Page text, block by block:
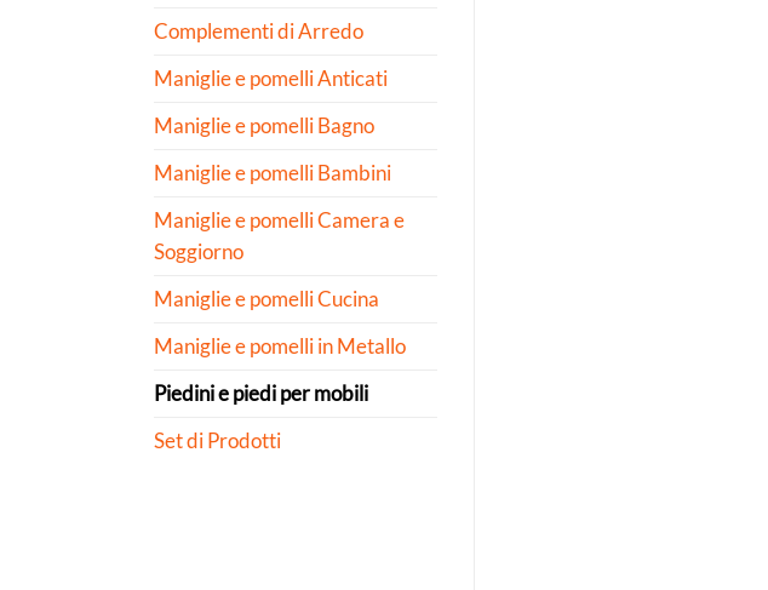
Complementi di Arredo
Maniglie e pomelli Anticati
Maniglie e pomelli Bagno
Maniglie e pomelli Bambini
Maniglie e pomelli Camera e
Soggiorno
Maniglie e pomelli Cucina
Maniglie e pomelli in Metallo
Piedini e piedi per mobili
Set di Prodotti